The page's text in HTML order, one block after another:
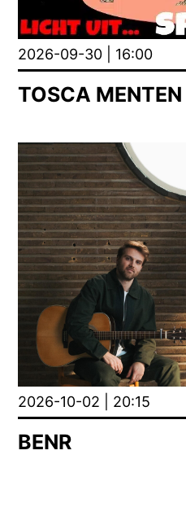
2026-09-30 | 16:00
TOSCA MENTEN
2026-10-02 | 20:15
BENR